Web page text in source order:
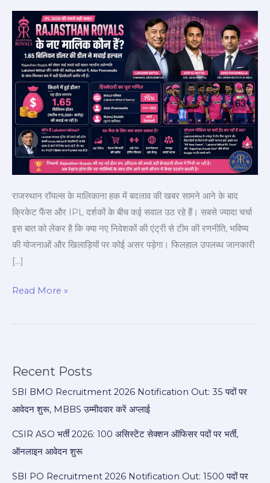
राजस्थान रॉयल्स के मालिकाना हक में बदलाव की खबर सामने आने के बाद
क्रिकेट फैंस और IPL दर्शकों के बीच कई सवाल उठ रहे हैं। सबसे ज्यादा चर्चा
इस बात को लेकर है कि क्या नए निवेशकों की एंट्री से टीम की रणनीति, भविष्य
की योजनाओं और खिलाड़ियों पर कोई असर पड़ेगा। फिलहाल उपलब्ध जानकारी
[…]
नए
मालिक
ये
दिग्गज
अरबपति,
क्या
की
किस्मत?
🏏
💰
Read More »
Recent Posts
SBI BMO Recruitment 2026 Notification Out: 35 पदों पर
आवेदन शुरू, MBBS उम्मीदवार करें अप्लाई
CSIR ASO भर्ती 2026: 100 असिस्टेंट सेक्शन ऑफिसर पदों पर भर्ती,
ऑनलाइन आवेदन शुरू
SBI PO Recruitment 2026 Notification Out: 1500 पदों पर